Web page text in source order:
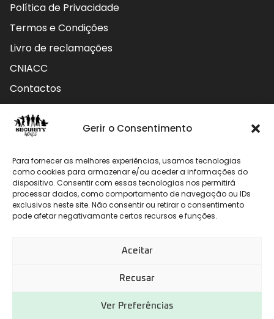
Gerir o Consentimento
Para fornecer as melhores experiências, usamos tecnologias
como cookies para armazenar e/ou aceder a informações do
dispositivo. Consentir com essas tecnologias nos permitirá
processar dados, como comportamento de navegação ou IDs
exclusivos neste site. Não consentir ou retirar o consentimento
pode afetar negativamante certos recursos e funções.
Aceitar
Recusar
Ver Preferências
Política de Privacidade
Termos e Condições
Livro de reclamações
CNIACC
Contactos
Contactos
912 009 740 (Chamada para rede móvel nacional)
geral@securityworld.pt